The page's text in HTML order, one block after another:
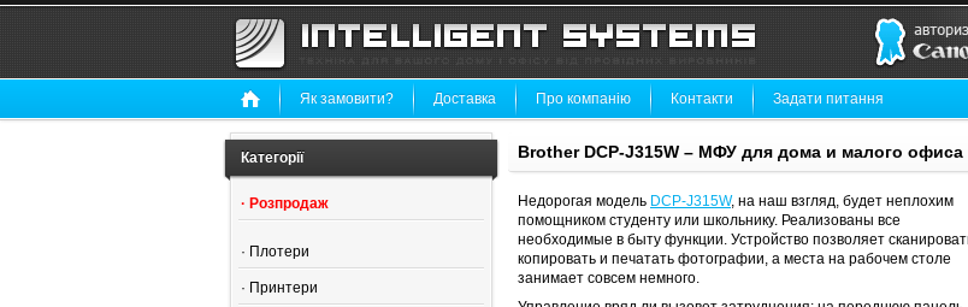
Як замовити? Доставка Про компанію Контакти Задати питання
Категорії
· Розпродаж
· Плотери
· Принтери
Brother DCP-J315W – МФУ для дома и малого офиса
Недорогая модель DCP-J315W, на наш взгляд, будет неплохим
помощником студенту или школьнику. Реализованы все
необходимые в быту функции. Устройство позволяет
копировать и печатать фотографии, а места на рабочем столе
занимает совсем немного.